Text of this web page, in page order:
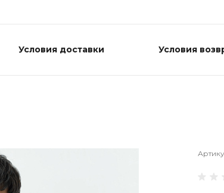
Условия доставки Условия